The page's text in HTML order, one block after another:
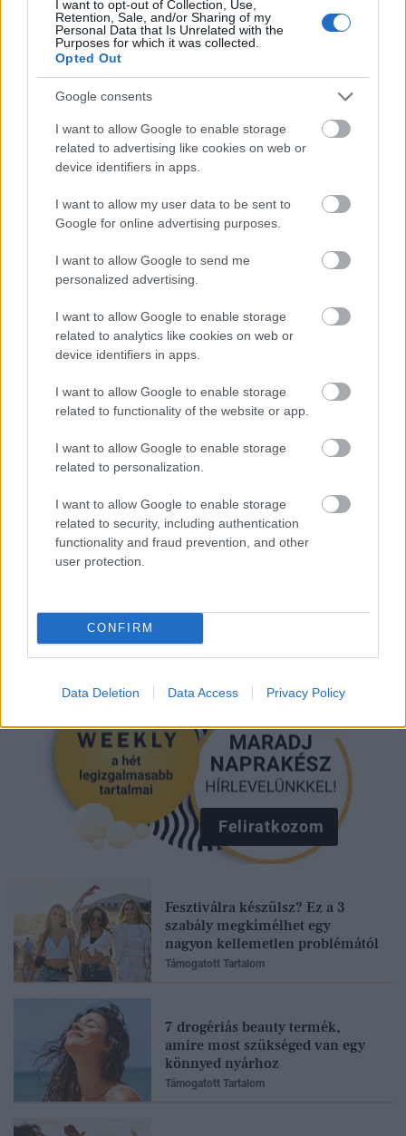
I want to opt-out of Collection, Use,
Retention, Sale, and/or Sharing of my
Personal Data that Is Unrelated with the
Purposes for which it was collected.
Opted Out
Google consents
I want to allow Google to enable storage
related to advertising like cookies on web or
device identifiers in apps.
I want to allow my user data to be sent to
Google for online advertising purposes.
I want to allow Google to send me
personalized advertising.
I want to allow Google to enable storage
related to analytics like cookies on web or
device identifiers in apps.
I want to allow Google to enable storage
related to functionality of the website or app.
I want to allow Google to enable storage
related to personalization.
I want to allow Google to enable storage
related to security, including authentication
functionality and fraud prevention, and other
user protection.
CONFIRM
Data Deletion Data Access Privacy Policy
Megosztás
Messengeren
keresőben könnyebben megtaláld a
glamour.hu cikkeit
Kövesd a Glamour cikkeit a
Feliratkozom
Fesztiválra készülsz? Ez a 3
szabály megkímélhet egy
nagyon kellemetlen problémától
Támogatott Tartalom
7 drogériás beauty termék,
amire most szükséged van egy
könnyed nyárhoz
Támogatott Tartalom